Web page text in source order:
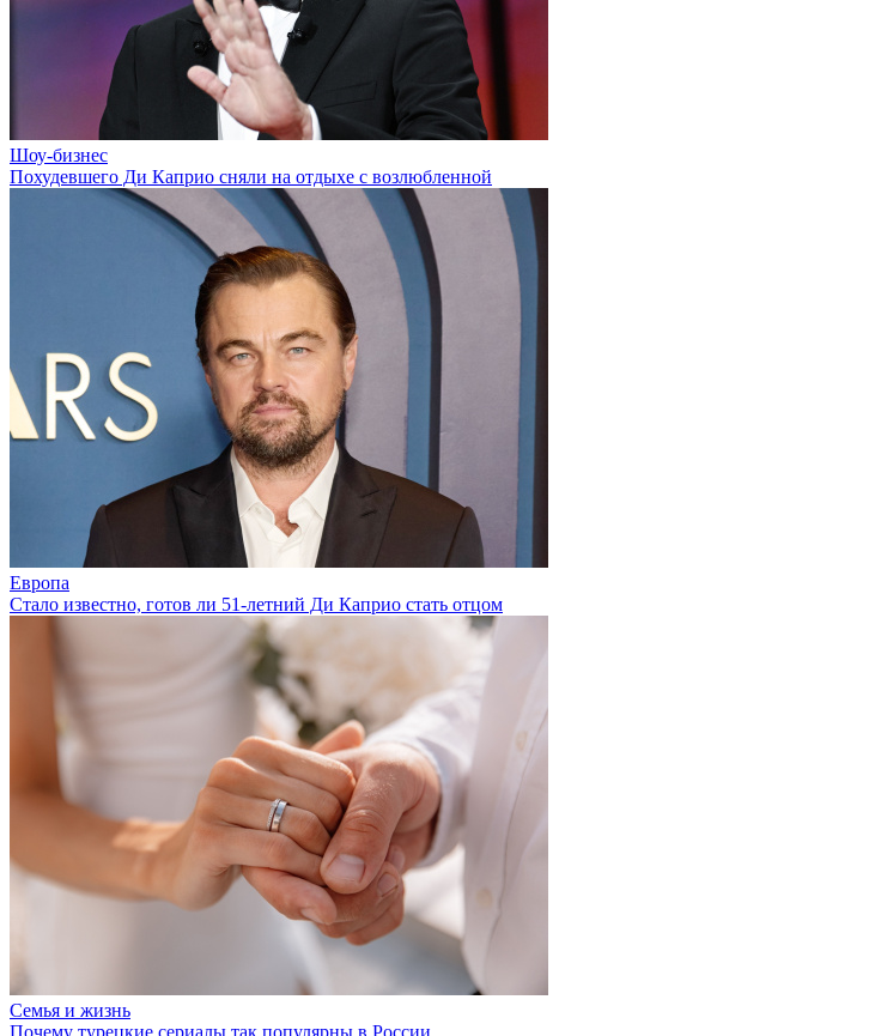
Шоу-бизнес
Похудевшего Ди Каприо сняли на отдыхе с возлюбленной
Европа
Стало известно, готов ли 51-летний Ди Каприо стать отцом
Семья и жизнь